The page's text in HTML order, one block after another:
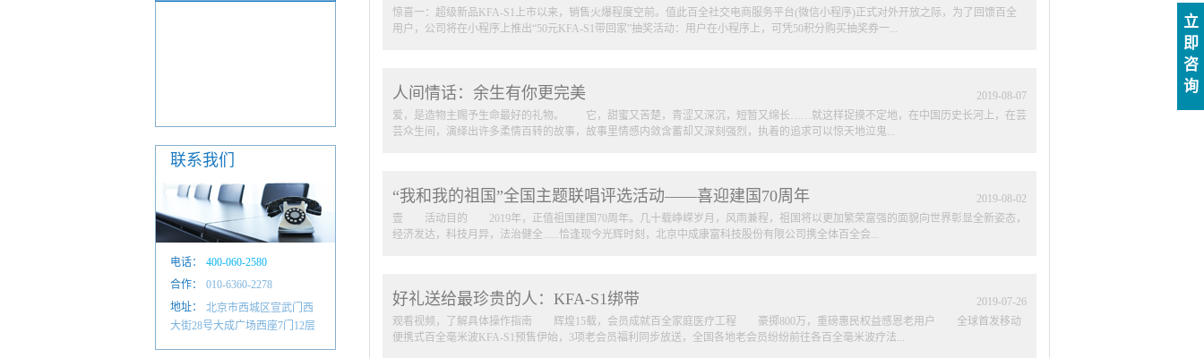
联系我们
电话：
400-060-2580
010-6601 4884
合作：
010-6360-2278
地址：
北京市西城区宣武门西
大街28号大成广场西座7门12层
惊喜一：超级新品KFA-S1上市以来，销售火爆程度空前。值此百全社交电商服务平台(微信小程序)正式对外开放之际，为了回馈百全
用户，公司将在小程序上推出“50元KFA-S1带回家”抽奖活动：用户在小程序上，可凭50积分购买抽奖券一...
有特别惊喜哦! 惊喜二：“说出你和KFA—S1的故事”，便可有好礼惊喜回馈。2019年9月1日-12月31日期间，新老会员只需用手
机拍摄15秒-1分钟的微视频，内容以S1使用场景和心得为主，形式鼓励创新幽默。作品完成后，上传至抖音，或微博账号，直接@百全
毫米波，便会得到公司关注和内部评价，优秀创意视频将得到公司神秘奖励，欢迎大家积极创作发布! 扫描此二维码，上传你和
人间情话：余生有你更完美
爱，是造物主赐予生命最好的礼物。 它，甜蜜又苦楚，青涩又深沉，短暂又绵长……就这样捉摸不定地，在中国历史长河上，在芸
芸众生间，演绎出许多柔情百转的故事，故事里情感内敛含蓄却又深刻强烈，执着的追求可以惊天地泣鬼...
们轻轻诉说着，什么是爱，什么是最好的爱! 在神话传说中，织女因私下凡间嫁给河西牛郎，天庭震怒责令他们分离;坚贞的爱
情却感动了无数喜鹊，每年的七月七日飞来搭成一道跨越天河的彩桥，让牛郎织女在天河上相会。“河汉清且浅，相去复几许?盈盈一水
间，脉脉不得语。”描绘的正是二人心中无限相思愁绪。 在民间，君山二妃的爱情故事广为流传。帝尧两女娥皇女英同嫁帝舜
私奔;后司马相如生旁心，卓文君一句“愿得一心人，白头不相离”传为千古佳话，这是才子佳人的爱情。 “在天愿作比翼鸟，在
地愿为连理枝”，《长恨歌》洋洋...
2019-08-07
“我和我的祖国”全国主题联唱评选活动——喜迎建国70周年
壹 活动目的 2019年，正值祖国建国70周年。几十载峥嵘岁月，风雨兼程，祖国将以更加繁荣富强的面貌向世界彰显全新姿态，
经济发达，科技月异，法治健全......恰逢现今光辉时刻，北京中成康富科技股份有限公司携全体百全会...
题联唱平台，以此展示各百全单位社会服务形象，彰显全体百全会员的精神风貌，传播百全家庭医疗工程理念。 贰 参与单
位 为积极响应此次“我和我的祖国”全国主题联唱评选活动，现号召全国百全店、会员聚乐部参与活动中，为祖国凝聚力
量。 叁 活动内容 各百全会员以店或多店为单位，需提交《我和我的祖国》MV录制作品，作品将以全网投票与专家评
2019-08-02
好礼送给最珍贵的人：KFA-S1绑带
观看视频，了解具体操作指南 辉煌15载，会员成就百全家庭医疗工程 豪掷800万，重磅惠民权益感恩老用户 全球首发移动
便携式百全毫米波KFA-S1预售伊始，3项老会员福利同步放送，全国各地老会员纷纷前往各百全毫米波疗法...
2019-07-26
立
即
咨
询